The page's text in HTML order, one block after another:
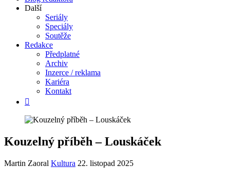
Další
Seriály
Speciály
Soutěže
Redakce
Předplatné
Archiv
Inzerce / reklama
Kariéra
Kontakt
Kouzelný příběh – Louskáček
Martin Zaoral Kultura 22. listopad 2025